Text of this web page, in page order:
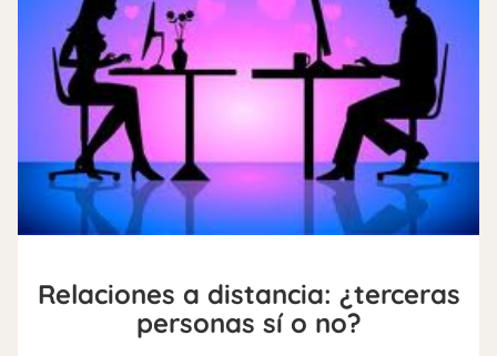
Relaciones a distancia: ¿terceras
personas sí o no?